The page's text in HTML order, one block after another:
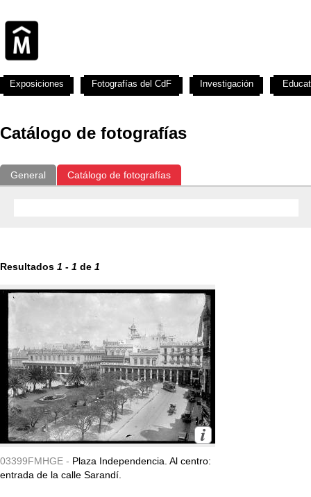
Catálogo de fotografías
General Catálogo de fotografías
Resultados 1 - 1 de 1
03399FMHGE - Plaza Independencia. Al centro:
entrada de la calle Sarandí.
Exposiciones Fotografías del CdF Investigación